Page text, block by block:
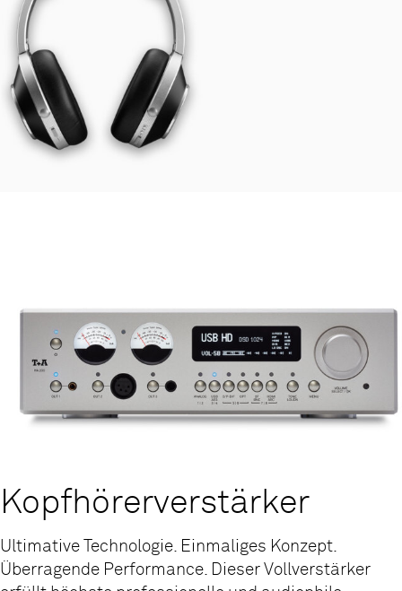
Kopfhörer­verstärker
Ultimative Technologie. Einmaliges Konzept.
Überragende Performance. Dieser Vollverstärker